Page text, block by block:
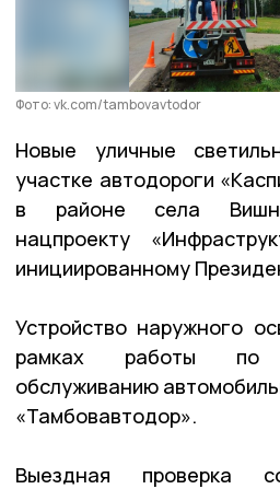
Фото: vk.com/tambovavtodor
Новые уличные
участке автодороги
в районе села
нацпроекту
инициированному
Устройство наружного
рамках работы по
обслуживанию
«Тамбовавтодор».
Выездная проверка